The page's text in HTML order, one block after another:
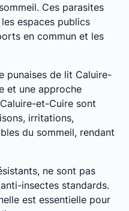
Ces parasites
espaces publics
en commun et les
punaises de lit Caluire-
et une approche
et-Cuire sont
irritations,
du sommeil, rendant
ne sont pas
insectes standards.
est essentielle pour